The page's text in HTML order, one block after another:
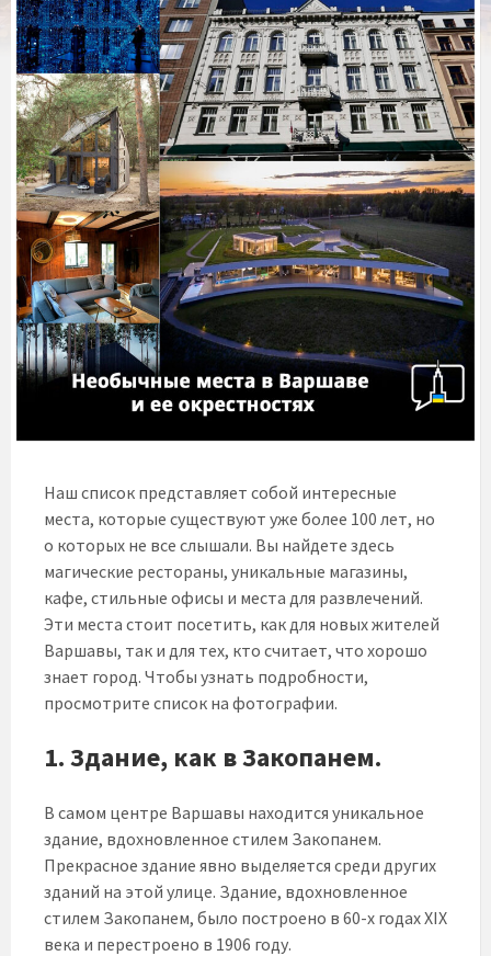
Наш список представляет собой интересные
места, которые существуют уже более 100 лет, но
о которых не все слышали. Вы найдете здесь
магические рестораны, уникальные магазины,
кафе, стильные офисы и места для развлечений.
Эти места стоит посетить, как для новых жителей
Варшавы, так и для тех, кто считает, что хорошо
знает город. Чтобы узнать подробности,
просмотрите список на фотографии.
1. Здание, как в Закопанем.
В самом центре Варшавы находится уникальное
здание, вдохновленное стилем Закопанем.
Прекрасное здание явно выделяется среди других
зданий на этой улице. Здание, вдохновленное
стилем Закопанем, было построено в 60-х годах XIX
века и перестроено в 1906 году.